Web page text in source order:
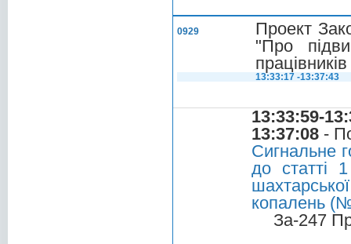
0929
Проект
"Про
13:33:17 -13:37:43
13:33:59-
13:37:08 -
Сигнальне
до статті
копалень
За-247